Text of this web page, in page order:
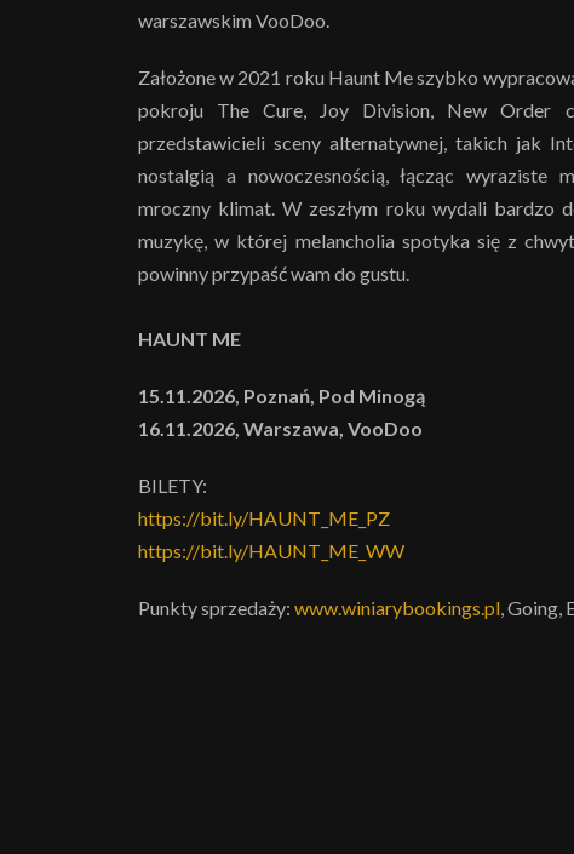
warszawskim VooDoo.
Założone w 2021 roku Haunt Me szybko
pokroju The Cure, Joy Division, New Order
przedstawicieli sceny alternatywnej, takich jak
nostalgią a nowoczesnością, łącząc wyraziste
mroczny klimat. W zeszłym roku wydali bardzo
muzykę, w której melancholia spotyka się z
powinny przypaść wam do gustu.
HAUNT ME
15.11.2026, Poznań, Pod Minogą
16.11.2026, Warszawa, VooDoo
BILETY:
https://bit.ly/HAUNT_ME_PZ
https://bit.ly/HAUNT_ME_WW
Punkty sprzedaży: www.winiarybookings.pl, Going,